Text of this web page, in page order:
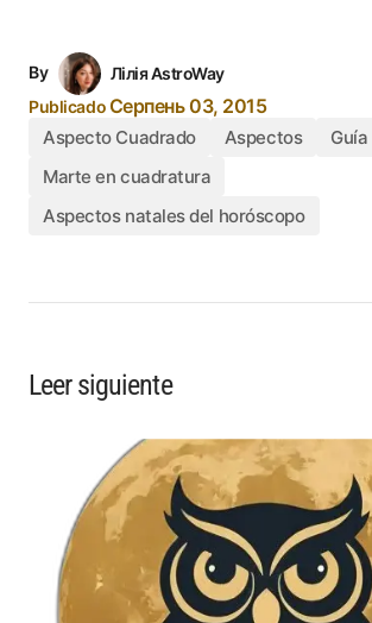
By
Лілія AstroWay
PublicadoСерпень 03, 2015
Aspecto Cuadrado Aspectos
Guía
Marte en cuadratura
Aspectos natales del horóscopo
Leer siguiente